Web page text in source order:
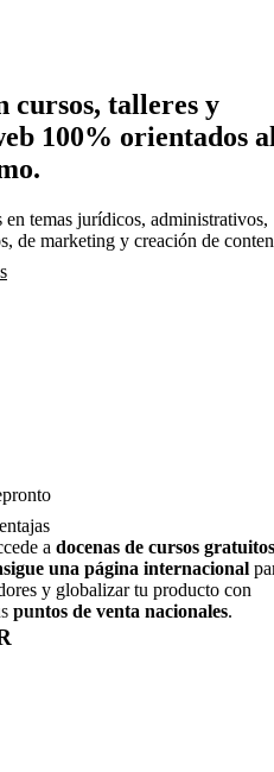
cursos, talleres y
100% orientados
en temas jurídicos, administrativos,
de marketing y creación de
pronto
a docenas de cursos gratuitos
una página internacional
y globalizar tu producto con
puntos de venta nacionales.